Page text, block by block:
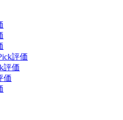
評価
評価
価